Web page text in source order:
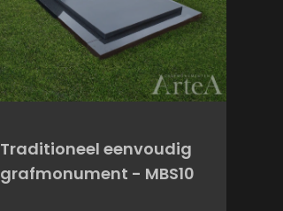
Traditioneel eenvoudig
grafmonument - MBS10